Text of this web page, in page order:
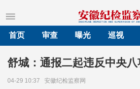
首页
审查 曝光 巡视
舒城：通报二起违反中央
04-29 10:37 安徽纪检监察网